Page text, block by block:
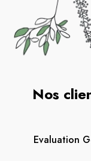
Nos
Evaluation